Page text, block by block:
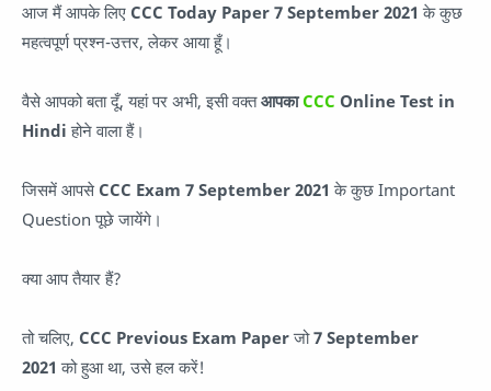
आज मैं आपके लिए CCC Today Paper 7 September 2021 के कुछ
महत्वपूर्ण प्रश्न-उत्तर, लेकर आया हूँ।
वैसे आपको बता दूँ, यहां पर अभी, इसी वक्तआपकाCCC Online Test in
Hindi होने वाला हैं।
जिसमें आपसे CCC Exam 7 September 2021 के कुछ Important
Question पूछे जायेंगे।
क्या आप तैयार हैं?
तो चलिए, CCC Previous Exam Paperजो7 September
2021 को हुआ था, उसे हल करें!